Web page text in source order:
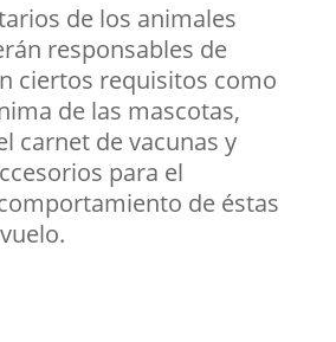
de los animales
responsables de
ciertos requisitos como
de las mascotas,
carnet de vacunas y
para el
de éstas